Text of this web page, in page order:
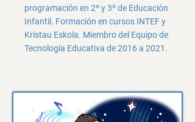
programación en 2º y 3º de Educación
Infantil. Formación en cursos INTEF y
Kristau Eskola. Miembro del Equipo de
Tecnología Educativa de 2016 a 2021.